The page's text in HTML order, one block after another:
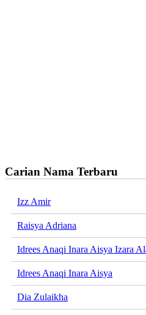
Carian Nama Terbaru
Izz Amir
Raisya Adriana
Idrees Anaqi Inara Aisya Izara
Idrees Anaqi Inara Aisya
Dia Zulaikha